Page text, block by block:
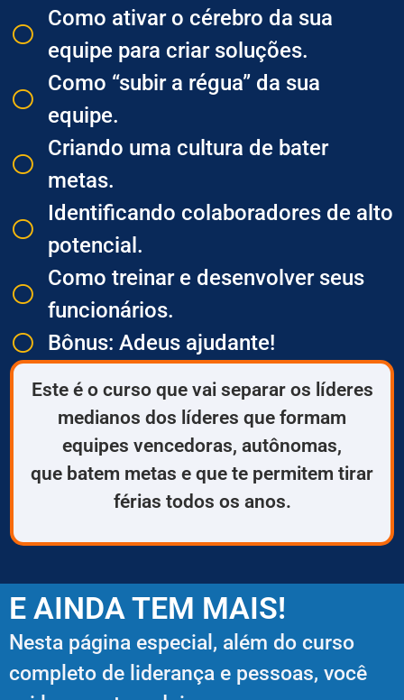
​Como ativar o cérebro da sua
equipe para criar soluções.
​Como “subir a régua” da sua
equipe.
​Criando uma cultura de bater
metas.
​Identificando colaboradores de alto
potencial.
​Como treinar e desenvolver seus
funcionários.
​Bônus: Adeus ajudante!
Este é o curso que vai separar os líderes
medianos dos líderes que formam
equipes vencedoras, autônomas,
que batem metas e que te permitem tirar
férias todos os anos.
E AINDA TEM MAIS!
Nesta página especial, além do curso
completo de liderança e pessoas, você